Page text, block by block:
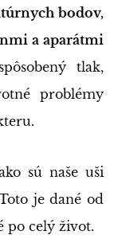
bodov,
a aparátmi
tlak,
problémy
sú naše uši
je dané od
po celý život.